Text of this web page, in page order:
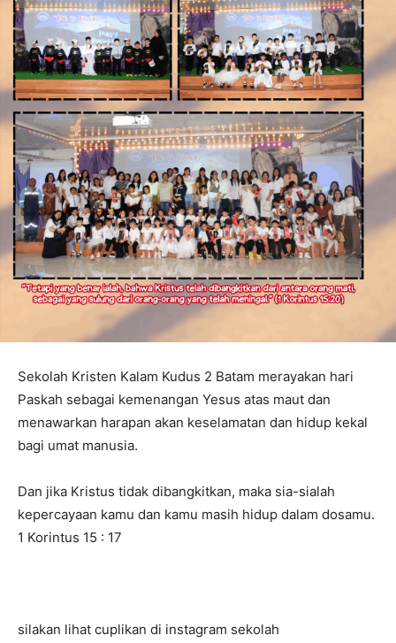
Sekolah Kristen Kalam Kudus 2 Batam merayakan hari
Paskah sebagai kemenangan Yesus atas maut dan
menawarkan harapan akan keselamatan dan hidup kekal
bagi umat manusia.
Dan jika Kristus tidak dibangkitkan, maka sia-sialah
kepercayaan kamu dan kamu masih hidup dalam dosamu.
1 Korintus 15 : 17
silakan lihat cuplikan di instagram sekolah